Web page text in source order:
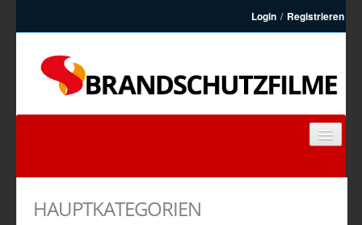
Login / Registrieren
ARTIKEL
HAUPTKATEGORIEN